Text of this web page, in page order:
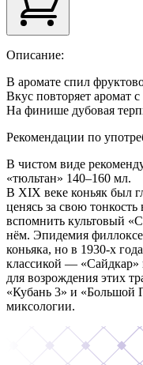
Описание:
В аромате спил
Вкус повторяет аромат
На финише дубовая
Рекомендации по
В чистом виде
«тюльтан» 140–160 мл.
В XIX веке коньяк был
ценясь за свою
вспомнить культовый
нём. Эпидемия
коньяка, но в 1930-х
классикой —
для возрождения этих
«Кубань 3» и «Большой
миксологии.